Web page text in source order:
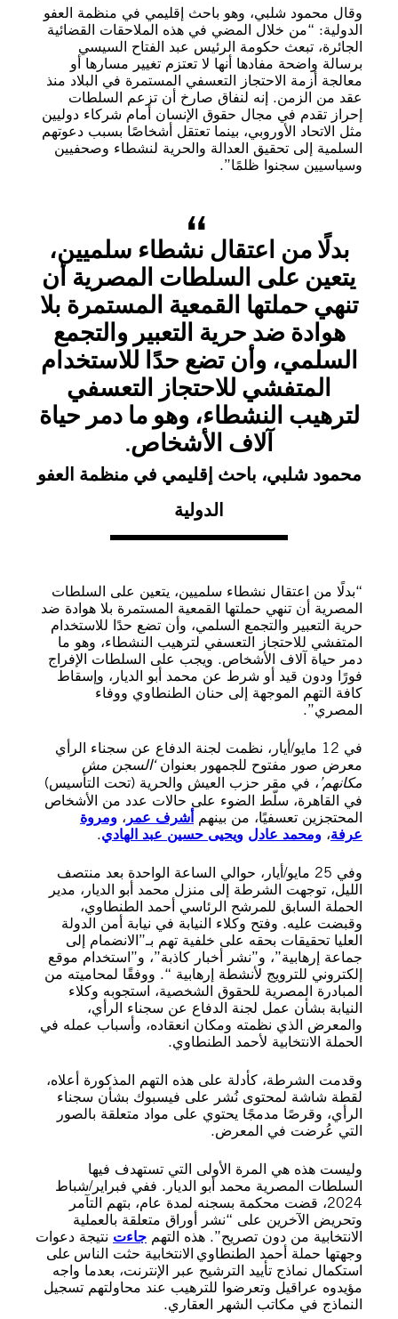
وقال محمود شلبي، وهو باحث إقليمي في منظمة العفو
الدولية: “من خلال المضي في هذه الملاحقات القضائية
الجائرة، تبعث حكومة الرئيس عبد الفتاح السيسي
برسالة واضحة مفادها أنها لا تعتزم تغيير مسارها أو
معالجة أزمة الاحتجاز التعسفي المستمرة في البلاد منذ
عقد من الزمن. إنه لنفاق صارخ أن تزعم السلطات
إحراز تقدم في مجال حقوق الإنسان أمام شركاء دوليين
مثل الاتحاد الأوروبي، بينما تعتقل أشخاصًا بسبب دعوتهم
السلمية إلى تحقيق العدالة والحرية لنشطاء وصحفيين
وسياسيين سجنوا ظلمًا”.
بدلًا من اعتقال نشطاء سلميين،
يتعين على السلطات المصرية أن
تنهي حملتها القمعية المستمرة بلا
هوادة ضد حرية التعبير والتجمع
السلمي، وأن تضع حدًا للاستخدام
المتفشي للاحتجاز التعسفي
لترهيب النشطاء، وهو ما دمر حياة
آلاف الأشخاص.
محمود شلبي، باحث إقليمي في منظمة العفو
الدولية
“بدلًا من اعتقال نشطاء سلميين، يتعين على السلطات
المصرية أن تنهي حملتها القمعية المستمرة بلا هوادة ضد
حرية التعبير والتجمع السلمي، وأن تضع حدًا للاستخدام
المتفشي للاحتجاز التعسفي لترهيب النشطاء، وهو ما
دمر حياة آلاف الأشخاص. ويجب على السلطات الإفراج
فورًا ودون قيد أو شرط عن محمد أبو الديار، وإسقاط
كافة التهم الموجهة إلى حنان الطنطاوي ووفاء
المصري”.
في 12 مايو/أيار، نظمت لجنة الدفاع عن سجناء الرأي
معرض صور مفتوح للجمهور بعنوان‘السجن مش
مكانهم’ ، في مقر حزب العيش والحرية (تحت التأسيس)
في القاهرة، سلّط الضوء على حالات عدد من الأشخاص
المحتجزين تعسفيًا، من بينهم أشرف عمر ، ومروة
عرفة، ومحمد عادل ويحيى حسين عبد الهادي.
وفي 25 مايو/أيار، حوالي الساعة الواحدة بعد منتصف
الليل، توجهت الشرطة إلى منزل محمد أبو الديار، مدير
الحملة السابق للمرشح الرئاسي أحمد الطنطاوي،
وقبضت عليه. وفتح وكلاء النيابة في نيابة أمن الدولة
العليا تحقيقات بحقه على خلفية تهم بـ”الانضمام إلى
جماعة إرهابية”، و”نشر أخبار كاذبة”، و”استخدام موقع
إلكتروني للترويج لأنشطة إرهابية “. ووفقًا لمحاميته من
المبادرة المصرية للحقوق الشخصية، استجوبه وكلاء
النيابة بشأن عمل لجنة الدفاع عن سجناء الرأي،
والمعرض الذي نظمته ومكان انعقاده، وأسباب عمله في
الحملة الانتخابية لأحمد الطنطاوي.
وقدمت الشرطة، كأدلة على هذه التهم المذكورة أعلاه،
لقطة شاشة لمحتوى نُشر على فيسبوك بشأن سجناء
الرأي، وقرصًا مدمجًا يحتوي على مواد متعلقة بالصور
التي عُرضت في المعرض.
وليست هذه هي المرة الأولى التي تستهدف فيها
السلطات المصرية محمد أبو الديار. ففي فبراير/شباط
2024، قضت محكمة بسجنه لمدة عام، بتهم التآمر
وتحريض الآخرين على “نشر أوراق متعلقة بالعملية
الانتخابية من دون تصريح”. هذه التهم جاءت نتيجة دعوات
وجهتها حملة أحمد الطنطاوي الانتخابية حثت الناس على
استكمال نماذج تأييد الترشيح عبر الإنترنت، بعدما واجه
مؤيدوه عراقيل وتعرضوا للترهيب عند محاولتهم تسجيل
النماذج في مكاتب الشهر العقاري.